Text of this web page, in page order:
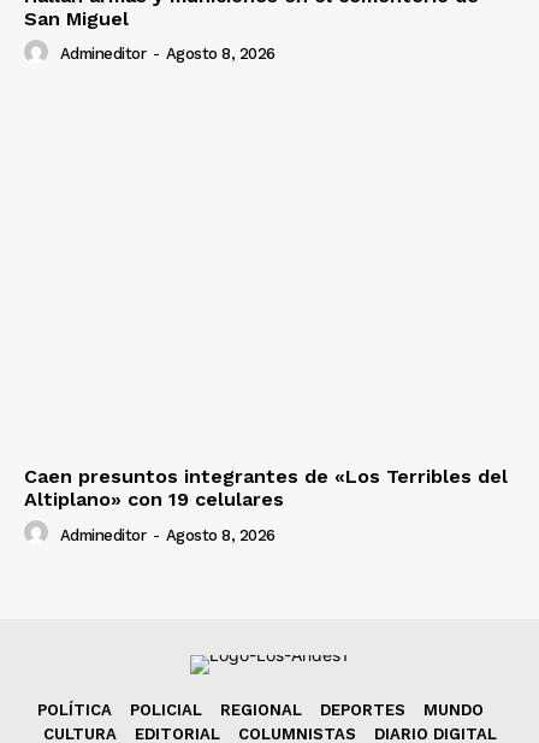
San Miguel
Admineditor - Agosto 8, 2026
Caen presuntos integrantes de «Los Terribles del
Altiplano» con 19 celulares
Admineditor - Agosto 8, 2026
POLÍTICA POLICIAL REGIONAL DEPORTES
MUNDO
CULTURA
EDITORIAL COLUMNISTAS DIARIO DIGITAL